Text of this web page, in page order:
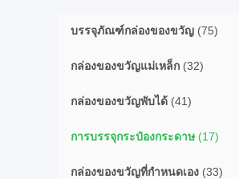
บรรจุภัณฑ์กล่องของขวัญ (75)
กล่องของขวัญแม่เหล็ก (32)
กล่องของขวัญพับได้ (41)
การบรรจุกระป๋องกระดาษ(17)
กล่องของขวัญที่กำหนดเอง (33)